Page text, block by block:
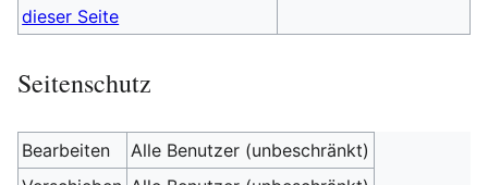
dieser Seite
Seitenschutz
Bearbeiten
Alle Benutzer (unbeschränkt)